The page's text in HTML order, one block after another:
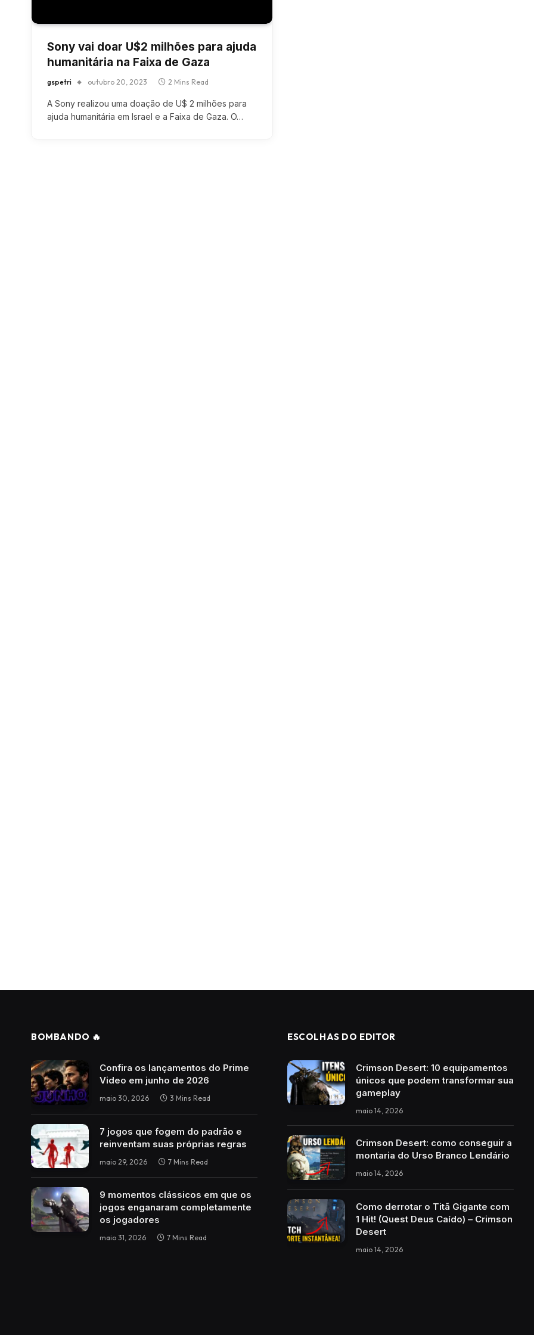
Sony vai doar U$2 milhões para ajuda
humanitária na Faixa de Gaza
gspetri outubro 20, 2023 2 Mins Read
A Sony realizou uma doação de U$ 2 milhões para
ajuda humanitária em Israel e a Faixa de Gaza. O…
BOMBANDO 🔥
Confira os lançamentos do Prime
Video em junho de 2026
maio 30, 2026 3 Mins Read
7 jogos que fogem do padrão e
reinventam suas próprias regras
maio 29, 2026 7 Mins Read
9 momentos clássicos em que os
jogos enganaram completamente
os jogadores
maio 31, 2026 7 Mins Read
ESCOLHAS DO EDITOR
Crimson Desert: 10 equipamentos
únicos que podem transformar sua
gameplay
maio 14, 2026
Crimson Desert: como conseguir a
montaria do Urso Branco Lendário
maio 14, 2026
Como derrotar o Titã Gigante com
1 Hit! (Quest Deus Caído) – Crimson
Desert
maio 14, 2026